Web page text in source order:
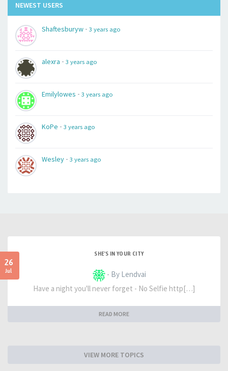
NEWEST USERS
Shaftesburyw - 3 years ago
alexra - 3 years ago
Emilylowes - 3 years ago
KoPe - 3 years ago
Wesley - 3 years ago
26
Jul
SHE'S IN YOUR CITY
- By Lendvai
Have a night you'll never forget - No Selfie http[…]
READ MORE
VIEW MORE TOPICS